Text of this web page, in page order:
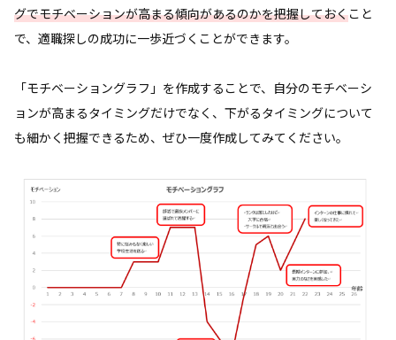
グでモチベーションが高まる傾向があるのかを把握しておくこと
で、適職探しの成功に一歩近づくことができます。
「モチベーショングラフ」を作成することで、自分のモチベーシ
ョンが高まるタイミングだけでなく、下がるタイミングについて
も細かく把握できるため、ぜひ一度作成してみてください。